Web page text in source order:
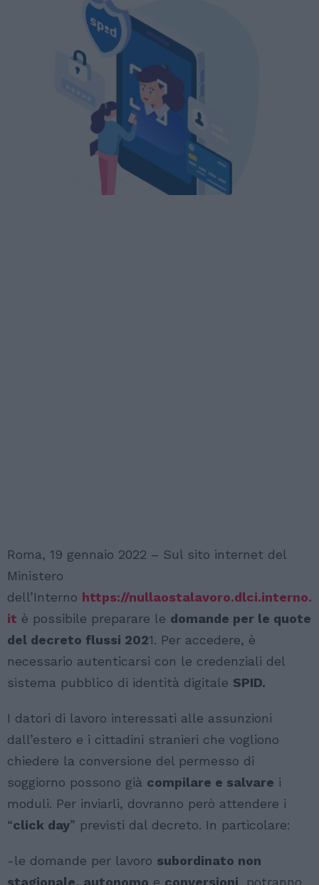
Roma, 19 gennaio 2022 – Sul sito internet del
Ministero
dell’Interno https://nullaostalavoro.dlci.interno.
it è possibile preparare le domande per le quote
del decreto flussi 2021. Per accedere, è
necessario autenticarsi con le credenziali del
sistema pubblico di identità digitale SPID.
I datori di lavoro interessati alle assunzioni
dall’estero e i cittadini stranieri che vogliono
chiedere la conversione del permesso di
soggiorno possono già compilare e salvare i
moduli. Per inviarli, dovranno però attendere i
“click day” previsti dal decreto. In particolare:
-le domande per lavoro subordinato non